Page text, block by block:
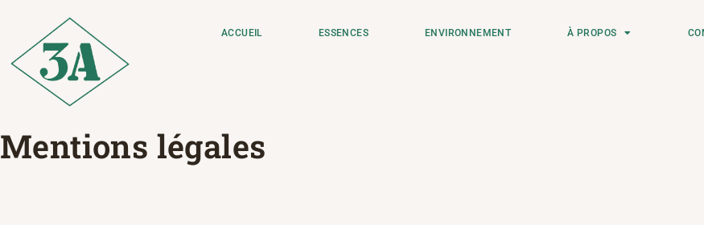
ACCUEIL ESSENCES ENVIRONNEMENT À PROPOS
Mentions légales